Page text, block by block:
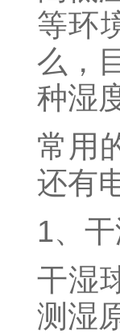
等环
么，
种湿
常用
还有
1、
干湿
测湿